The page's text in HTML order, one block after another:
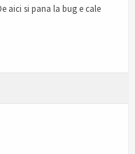
aici si pana la bug e cale